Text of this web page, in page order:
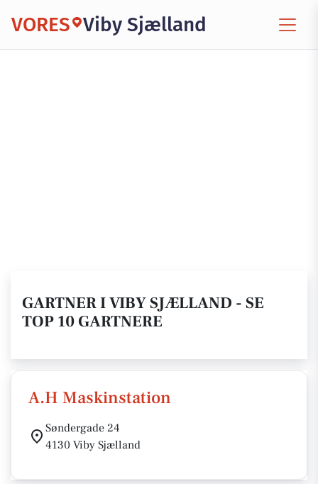
VORES Viby Sjælland
GARTNER I VIBY SJÆLLAND - SE
TOP 10 GARTNERE
A.H Maskinstation
Søndergade 24
4130 Viby Sjælland